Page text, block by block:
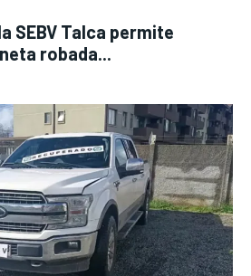
SEBV Talca permite
robada...